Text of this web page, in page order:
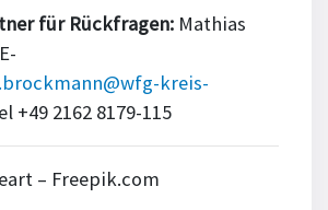
für Rückfragen: Mathias
kreis-
+49 2162 8179-115
– Freepik.com